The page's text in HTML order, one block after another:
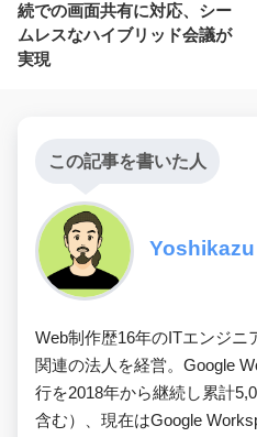
続での画面共有に対応、シー
ムレスなハイブリッド会議が
実現
この記事を書いた人
Web制作歴16年のITエンジニ
関連の法人を経営。Google
行を2018年から継続し累計
含む）、現在はGoogle